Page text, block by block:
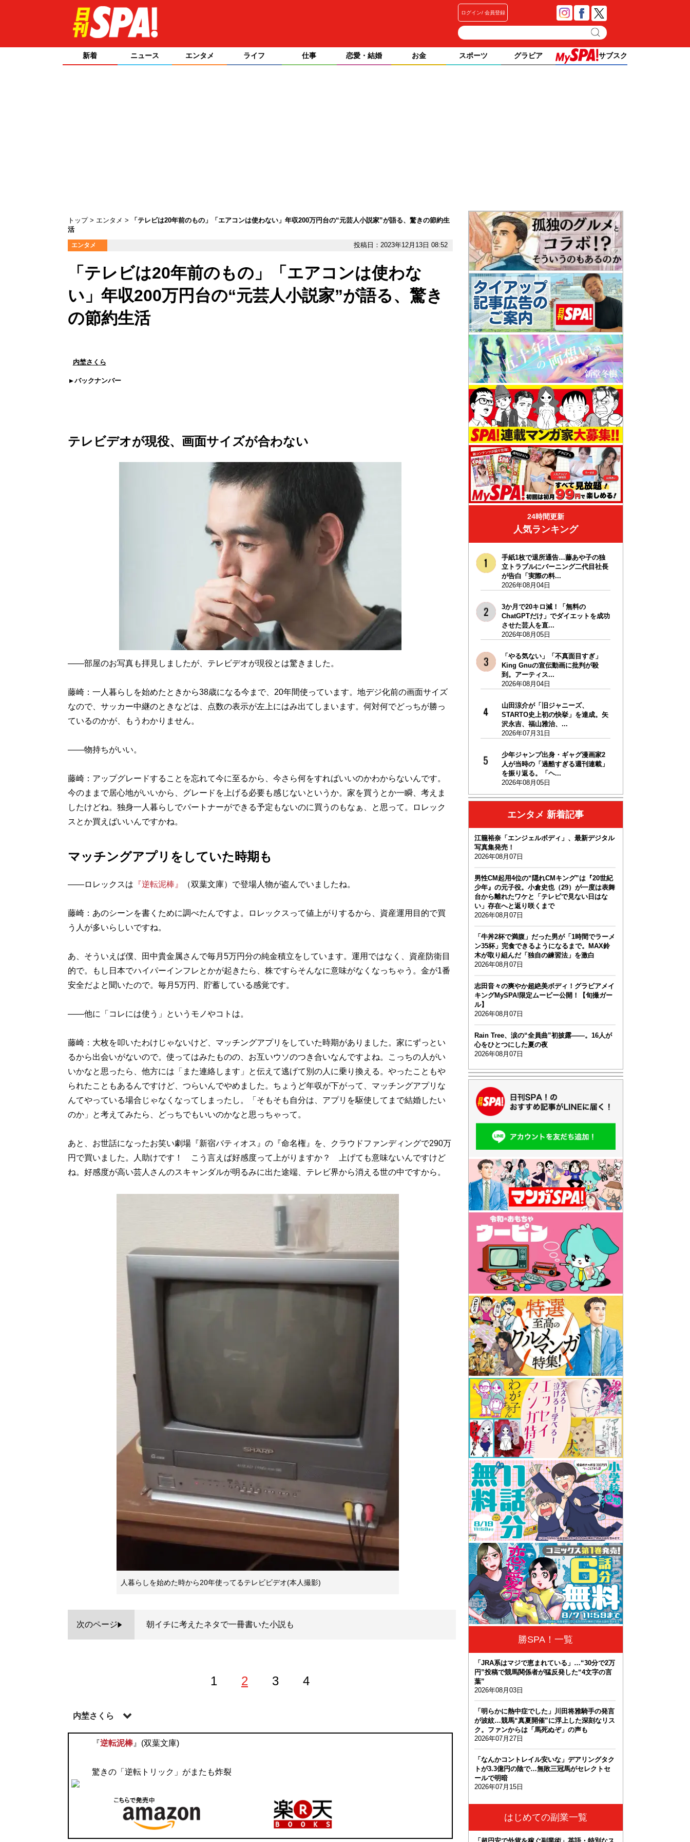
ログイン 会員登録
新着 ニュース エンタメ ライフ 仕事 恋愛・結婚 お金 スポーツ グラビア サブスク
トップ エンタメ
「テレビは20年前のもの」「エアコンは使わない」年収200万円台の“元芸人小説家”が語る、驚きの節約生
活
エンタメ 投稿日：2023年12月13日 08:52
「テレビは20年前のもの」「エアコンは使わな
い」年収200万円台の“元芸人小説家”が語る、驚き
の節約生活
内埜さくら
バックナンバー
テレビデオが現役、画面サイズが合わない
――部屋のお写真も拝見しましたが、テレビデオが現役とは驚きました。
藤崎：一人暮らしを始めたときから38歳になる今まで、20年間使っています。地デジ化前の画面サイズ
なので、サッカー中継のときなどは、点数の表示が左上にはみ出てしまいます。何対何でどっちが勝っ
ているのかが、もうわかりません。
――物持ちがいい。
藤崎：アップグレードすることを忘れて今に至るから、今さら何をすればいいのかわからないんです。
今のままで居心地がいいから、グレードを上げる必要も感じないというか。家を買うとか一瞬、考えま
したけどね。独身一人暮らしでパートナーができる予定もないのに買うのもなぁ、と思って。ロレック
スとか買えばいいんですかね。
マッチングアプリをしていた時期も
――ロレックスは 『逆転泥棒』 （双葉文庫）で登場人物が盗んでいましたね。
藤崎：あのシーンを書くために調べたんですよ。ロレックスって値上がりするから、資産運用目的で買
う人が多いらしいですね。
あ、そういえば僕、田中貴金属さんで毎月5万円分の純金積立をしています。運用ではなく、資産防衛目
的で。もし日本でハイパーインフレとかが起きたら、株ですらそんなに意味がなくなっちゃう。金が1番
安全だよと聞いたので。毎月5万円、貯蓄している感覚です。
――他に「コレには使う」というモノやコトは。
藤崎：大枚を叩いたわけじゃないけど、マッチングアプリをしていた時期がありました。家にずっとい
るから出会いがないので。使ってはみたものの、お互いウソのつき合いなんですよね。こっちの人がい
いかなと思ったら、他方には「また連絡します」と伝えて逃げて別の人に乗り換える。やったこともや
られたこともあるんですけど、つらいんでやめました。ちょうど年収が下がって、マッチングアプリな
んてやっている場合じゃなくなってしまったし。「そもそも自分は、アプリを駆使してまで結婚したい
のか」と考えてみたら、どっちでもいいのかなと思っちゃって。
あと、お世話になったお笑い劇場『新宿バティオス』の『命名権』を、クラウドファンディングで290万
円で買いました。人助けです！ こう言えば好感度って上がりますか？ 上げても意味ないんですけど
ね。好感度が高い芸人さんのスキャンダルが明るみに出た途端、テレビ界から消える世の中ですから。
人暮らしを始めた時から20年使ってるテレビビデオ(本人撮影)
次のページ 朝イチに考えたネタで一冊書いた小説も
1 2 3 4
内埜さくら
うちの・さくら。フリーインタビュアー、ライター。2004年からフリーライターとして活動開始。これ
第一線で活躍する著名人やビジネス、医療、経済や一般人まで幅広く取材・執筆。趣味はドラマと映画
鑑賞、読書
『逆転泥棒』(双葉文庫)
驚きの「逆転トリック」がまたも炸裂
24時間更新
人気ランキング
手紙1枚で退所通告…藤あや子の独
立トラブルにバーニング二代目社長
が告白「実際の料...
2026年08月04日
3か月で20キロ減！「無料の
ChatGPTだけ」でダイエットを成功
させた芸人を直...
2026年08月05日
「やる気ない」「不真面目すぎ」
King Gnuの宣伝動画に批判が殺
到。アーティス...
2026年08月04日
山田涼介が「旧ジャニーズ、
STARTO史上初の快挙」を達成。矢
沢永吉、福山雅治、...
2026年07月31日
少年ジャンプ出身・ギャグ漫画家2
人が当時の「過酷すぎる週刊連載」
を振り返る。「ヘ...
2026年08月05日
エンタメ 新着記事
江籠裕奈「エンジェルボディ」、最新デジタル
写真集発売！
2026年08月07日
男性CM起用4位の“隠れCMキング”は『20世紀
少年』の元子役。小倉史也（29）が一度は表舞
台から離れたワケと「テレビで見ない日はな
い」存在へと返り咲くまで
2026年08月07日
「牛丼2杯で満腹」だった男が「1時間でラーメ
ン35杯」完食できるようになるまで。MAX鈴
木が取り組んだ「独自の練習法」を激白
2026年08月07日
志田音々の爽やか超絶美ボディ！グラビアメイ
キングMySPA!限定ムービー公開！【旬撮ガー
ル】
2026年08月07日
Rain Tree、涙の“全員曲”初披露――。16人が
心をひとつにした夏の夜
2026年08月07日
勝SPA！一覧
「JRA系はマジで恵まれている」…“30分で2万
円”投稿で競馬関係者が猛反発した“4文字の言
葉”
2026年08月03日
「明らかに熱中症でした」川田将雅騎手の発言
が波紋…競馬“真夏開催”に浮上した深刻なリス
ク。ファンからは「馬死ぬぞ」の声も
2026年07月27日
「なんかコントレイル安いな」デアリングタク
トが3.3億円の陰で…無敗三冠馬がセレクトセ
ールで明暗
2026年07月15日
はじめての副業一覧